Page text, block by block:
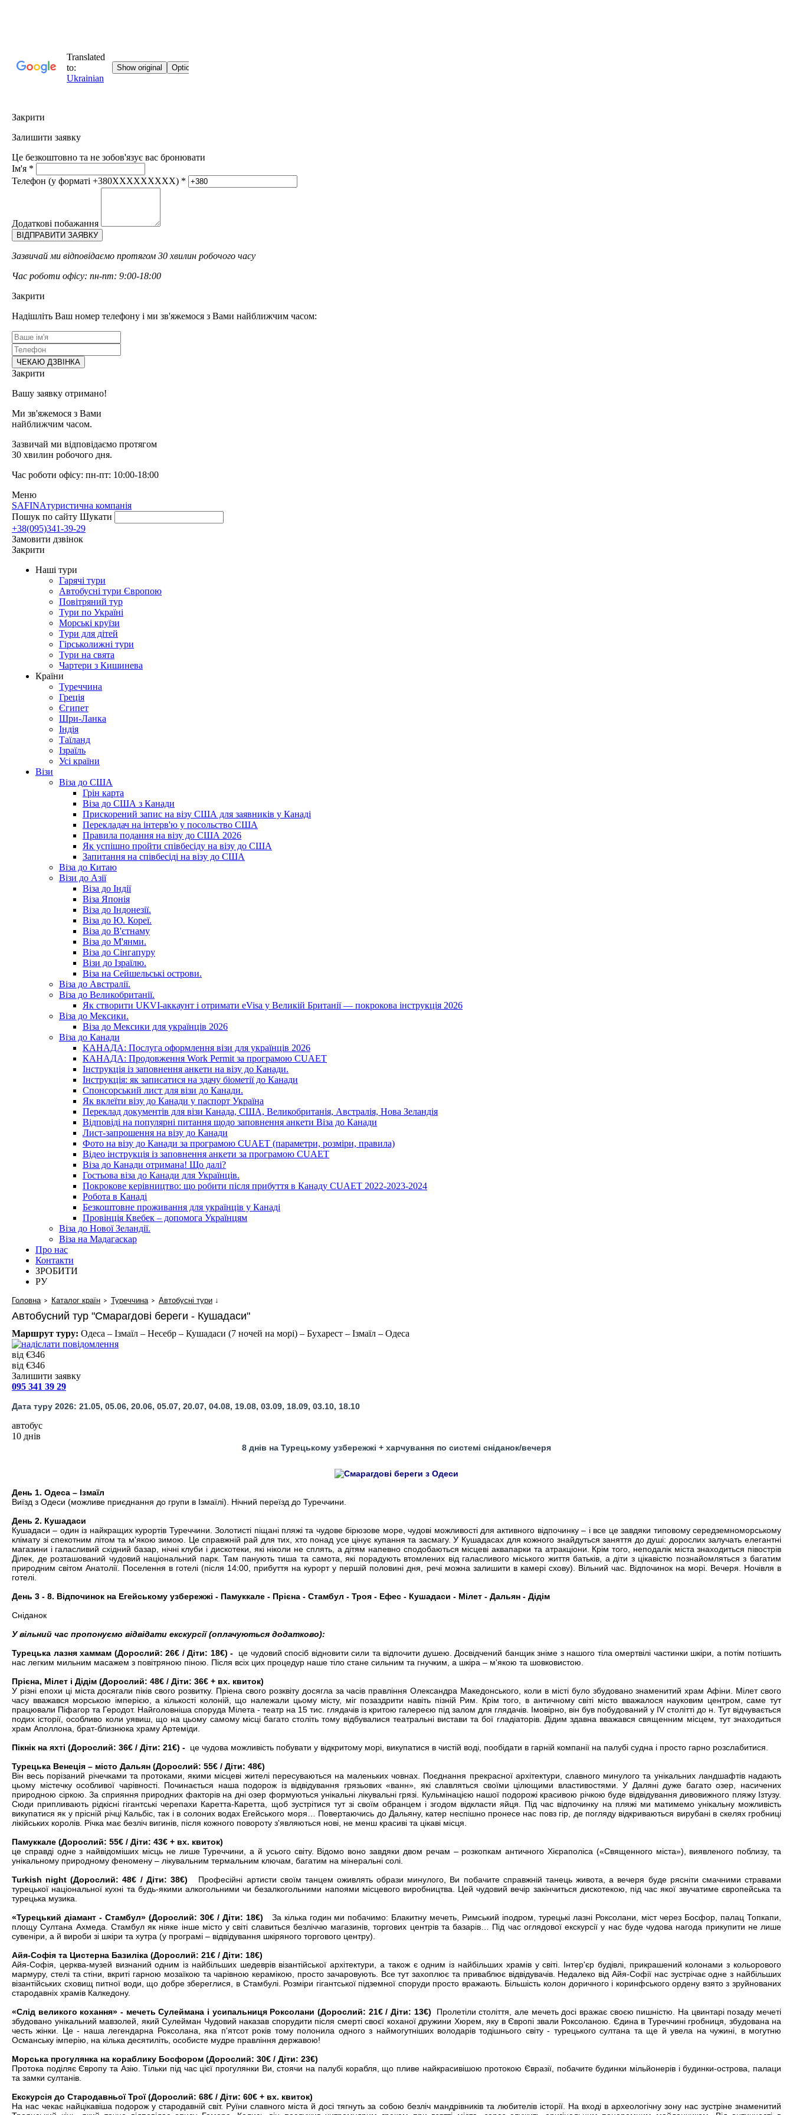
Закрити
Залишити заявку
Це безкоштовно та не зобов'язує вас бронювати
Ім'я *
Телефон (у форматі +380XXXXXXXXX) *
Додаткові побажання
Зазвичай ми відповідаємо протягом 30 хвилин робочого часу
Час роботи офісу: пн-пт: 9:00-18:00
Закрити
Надішліть Ваш номер телефону і ми зв'яжемося з Вами найближчим часом:
Закрити
Вашу заявку отримано!
Ми зв'яжемося з Вами
найближчим часом.
Зазвичай ми відповідаємо протягом
30 хвилин робочого дня.
Час роботи офісу: пн-пт: 10:00-18:00
Меню
SAFINAтуристична компанія
Пошук по сайту Шукати
+38(095)341-39-29
Замовити дзвінок
Закрити
Наші тури
Гарячі тури
Автобусні тури Європою
Повітряний тур
Тури по Україні
Морські круїзи
Тури для дітей
Гірськолижні тури
Тури на свята
Чартери з Кишинева
Країни
Туреччина
Греція
Єгипет
Шри-Ланка
Індія
Таїланд
Ізраїль
Усі країни
Візи
Віза до США
Грін карта
Віза до США з Канади
Прискорений запис на візу США для заявників у Канаді
Перекладач на інтерв'ю у посольство США
Правила подання на візу до США 2026
Як успішно пройти співбесіду на візу до США
Запитання на співбесіді на візу до США
Віза до Китаю
Візи до Азії
Віза до Індії
Віза Японія
Віза до Індонезії.
Віза до Ю. Кореї.
Віза до В'єтнаму
Віза до М'янми.
Віза до Сінгапуру
Візи до Ізраїлю.
Віза на Сейшельські острови.
Віза до Австралії.
Віза до Великобританії.
Як створити UKVI-аккаунт і отримати eVisa у Великій Британії — покрокова інструкція 2026
Віза до Мексики.
Віза до Мексики для українців 2026
Віза до Канади
КАНАДА: Послуга оформлення візи для українців 2026
КАНАДА: Продовження Work Permit за програмою CUAET
Інструкція із заповнення анкети на візу до Канади.
Інструкція: як записатися на здачу біометії до Канади
Спонсорський лист для візи до Канади.
Як вклеїти візу до Канади у паспорт Україна
Переклад документів для візи Канада, США, Великобританія, Австралія, Нова Зеландія
Відповіді на популярні питання щодо заповнення анкети Віза до Канади
Лист-запрошення на візу до Канади
Фото на візу до Канади за програмою CUAET (параметри, розміри, правила)
Відео інструкція із заповнення анкети за програмою CUAET
Віза до Канади отримана! Що далі?
Гостьова віза до Канади для Українців.
Покрокове керівництво: що робити після прибуття в Канаду CUAET 2022-2023-2024
Робота в Канаді
Безкоштовне проживання для українців у Канаді
Провінція Квебек – допомога Українцям
Віза до Нової Зеландії.
Віза на Мадагаскар
Про нас
Контакти
ЗРОБИТИ
РУ
Головна Каталог країн Туреччина Автобусні тури ↓
Автобусний тур "Смарагдові береги - Кушадаси"
Маршрут туру: Одеса – Ізмаїл – Несебр – Кушадаси (7 ночей на морі) – Бухарест – Ізмаїл – Одеса
від €346
від €346
Залишити заявку
095 341 39 29
Дата туру 2026: 21.05, 05.06, 20.06, 05.07, 20.07, 04.08, 19.08, 03.09, 18.09, 03.10, 18.10
автобус
10 днів
8 днів на Турецькому узбережжі + харчування по системі сніданок/вечеря
День 1. Одеса – Ізмаїл
Виїзд з Одеси (можливе приєднання до групи в Ізмаїлі). Нічний переїзд до Туреччини.
День 2. Кушадаси
Кушадаси – один із найкращих курортів Туреччини. Золотисті піщані пляжі та чудове бірюзове море, чудові можливості для активного відпочинку – і все це завдяки типовому середземноморському
клімату зі спекотним літом та м'якою зимою. Це справжній рай для тих, хто понад усе цінує купання та засмагу. У Кушадасах для кожного знайдуться заняття до душі: дорослих залучать елегантні
магазини і галасливий східний базар, нічні клуби і дискотеки, які ніколи не сплять, а дітям напевно сподобаються місцеві аквапарки та атракціони. Крім того, неподалік міста знаходиться півострів
Ділек, де розташований чудовий національний парк. Там панують тиша та самота, які порадують втомлених від галасливого міського життя батьків, а діти з цікавістю познайомляться з багатим
природним світом Анатолії. Поселення в готелі (після 14:00, прибуття на курорт у першій половині дня, речі можна залишити в камері схову). Вільний час. Відпочинок на морі. Вечеря. Ночівля в
готелі.
День 3 - 8. Відпочинок на Егейському узбережжі - Памуккале - Прієна - Стамбул - Троя - Ефес - Кушадаси - Мілет - Дальян - Дідім
Сніданок
У вільний час пропонуємо відвідати екскурсії (оплачуються додатково):
Турецька лазня хаммам (Дорослий: 26€ / Діти: 18€) -
це чудовий спосіб відновити сили та відпочити душею. Досвідчений банщик зніме з нашого тіла омертвілі частинки шкіри, а потім потішить
нас легким мильним масажем з повітряною піною. Після всіх цих процедур наше тіло стане сильним та гнучким, а шкіра – м'якою та шовковистою.
Прієна, Мілет і Дідім (Дорослий: 48€ / Діти: 36€ + вх. квиток)
У різні епохи ці міста досягали піків свого розвитку. Пріена свого розквіту досягла за часів правління Олександра Македонського, коли в місті було збудовано знаменитий храм Афіни. Мілет свого
часу вважався морською імперією, а кількості колоній, що належали цьому місту, міг позаздрити навіть пізній Рим. Крім того, в античному світі місто вважалося науковим центром, саме тут
працювали Піфагор та Геродот. Найголовніша споруда Мілета - театр на 15 тис. глядачів із критою галереєю під залом для глядачів. Імовірно, він був побудований у IV столітті до н. Тут відчувається
подих історії, особливо коли уявиш, що на цьому самому місці багато століть тому відбувалися театральні вистави та бої гладіаторів. Дідим здавна вважався священним місцем, тут знаходиться
храм Аполлона, брат-близнюка храму Артеміди.
Пікнік на яхті (Дорослий: 36€ / Діти: 21€) - це чудова можливість побувати у відкритому морі, викупатися в чистій воді, пообідати в гарній компанії на палубі судна і просто гарно розслабитися.
Турецька Венеція – місто Дальян (Дорослий: 55€ / Діти: 48€)
Він весь порізаний річечками та протоками, якими місцеві жителі пересуваються на маленьких човнах. Поєднання прекрасної архітектури, славного минулого та унікальних ландшафтів надають
цьому містечку особливої ​​чарівності. Починається наша подорож із відвідування грязьових «ванн», які славляться своїми цілющими властивостями. У Даляні дуже багато озер, насичених
природною сіркою. За сприяння природних факторів на дні озер формуються унікальні лікувальні грязі. Кульмінацією нашої подорожі красивою річкою буде відвідування дивовижного пляжу Ізтузу.
Сюди припливають рідкісні гігантські черепахи Каретта-Каретта, щоб зустрітися тут зі своїм обранцем і згодом відкласти яйця. Під час відпочинку на пляжі ми матимемо унікальну можливість
викупатися як у прісній річці Кальбіс, так і в солоних водах Егейського моря… Повертаючись до Дальяну, катер неспішно пронесе нас повз гір, де погляду відкриваються вирубані в скелях гробниці
лікійських королів. Річка має безліч вигинів, після кожного повороту з'являються нові, не менш красиві та цікаві місця.
Памуккале (Дорослий: 55€ / Діти: 43€ + вх. квиток)
це справді одне з найвідоміших місць не лише Туреччини, а й усього світу. Відомо воно завдяки двом речам – розкопкам античного Хієраполіса («Священного міста»), виявленого поблизу, та
унікальному природному феномену – лікувальним термальним ключам, багатим на мінеральні солі.
Turkish night (Дорослий: 48€ / Діти: 38€)
Професійні артисти своїм танцем оживлять образи минулого, Ви побачите справжній танець живота, а вечеря буде рясніти смачними стравами
турецької національної кухні та будь-якими алкогольними чи безалкогольними напоями місцевого виробництва. Цей чудовий вечір закінчиться дискотекою, під час якої звучатиме європейська та
турецька музика.
«Турецький діамант - Стамбул» (Дорослий: 30€ / Діти: 18€)
За кілька годин ми побачимо: Блакитну мечеть, Римський іподром, турецькі лазні Роксолани, міст через Босфор, палац Топкапи,
площу Султана Ахмеда. Стамбул як ніяке інше місто у світі славиться безліччю магазинів, торгових центрів та базарів… Під час оглядової екскурсії у нас буде чудова нагода прикупити не лише
сувеніри, а й вироби зі шкіри та хутра (у програмі – відвідування шкіряного торгового центру).
Айя-Софія та Цистерна Базиліка (Дорослий: 21€ / Діти: 18€)
Айя-Софія, церква-музей визнаний одним із найбільших шедеврів візантійської архітектури, а також є одним із найбільших храмів у світі. Інтер'єр будівлі, прикрашений колонами з кольорового
мармуру, стелі та стіни, вкриті гарною мозаїкою та чарівною керамікою, просто зачаровують. Все тут захоплює та приваблює відвідувачів. Недалеко від Айя-Софії нас зустрічає одне з найбільших
візантійських сховищ питної води, що добре збереглися, в Стамбулі. Розміри гігантської підземної споруди просто вражають. Більшість колон доричного і коринфського ордену взято з зруйнованих
стародавніх храмів Калкедону.
«Слід великого кохання» - мечеть Сулеймана і усипальниця Роксолани (Дорослий: 21€ / Діти: 13€)
Пролетіли століття, але мечеть досі вражає своєю пишністю. На цвинтарі позаду мечеті
збудовано унікальний мавзолей, який Сулейман Чудовий наказав спорудити після смерті своєї коханої дружини Хюрем, яку в Європі звали Роксоланою. Єдина в Туреччині гробниця, збудована на
честь жінки. Це - наша легендарна Роксолана, яка п'ятсот років тому полонила одного з наймогутніших володарів тодішнього світу - турецького султана та ще й увела на чужині, в могутню
Османську імперію, на кілька десятиліть, особисте мудре правління державою!
Морська прогулянка на кораблику Босфором (Дорослий: 30€ / Діти: 23€)
Протока поділяє Європу та Азію. Тільки під час цієї прогулянки Ви, стоячи на палубі корабля, що пливе найкрасивішою протокою Євразії, побачите будинки мільйонерів і будинки-острова, палаци
та замки султанів.
Екскурсія до Стародавньої Трої (Дорослий: 68€ / Діти: 60€ + вх. квиток)
На нас чекає найцікавіша подорож у стародавній світ. Руїни славного міста й досі тягнуть за собою безліч мандрівників та любителів історії. На вході в археологічну зону нас зустріне знаменитий